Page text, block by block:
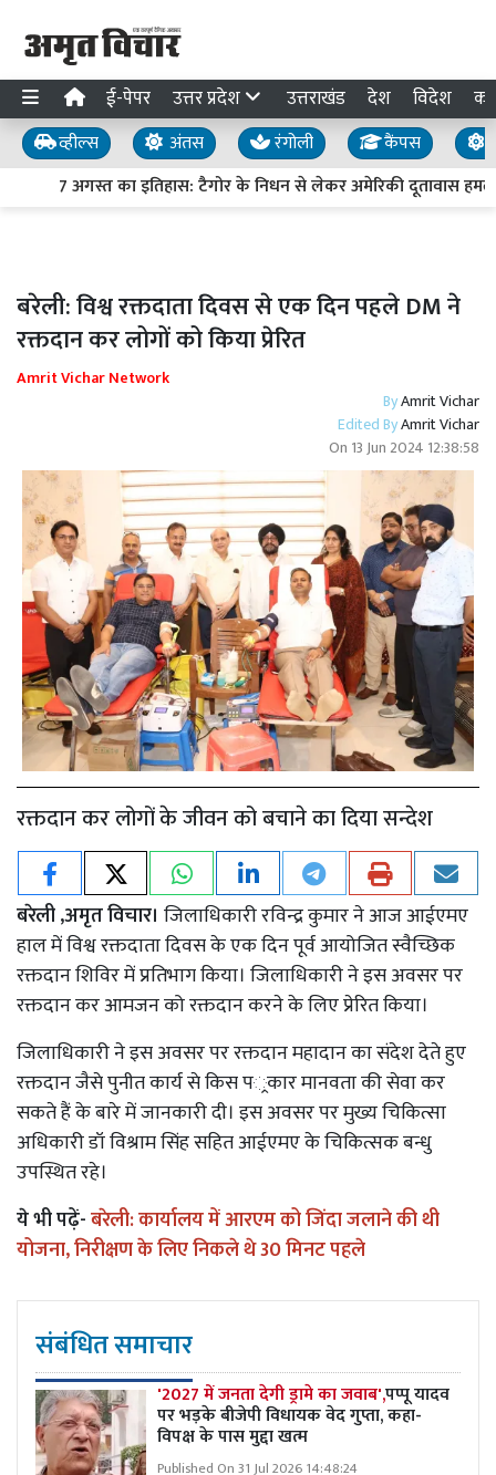
ई-पेपर उत्तर प्रदेश उत्तराखंड देश विदेश
व्हील्स अंतस रंगोली कैंपस
7 अगस्त का इतिहास: टैगोर के निधन से लेकर अमेरिकी दूतावास
बरेली: विश्व रक्तदाता दिवस से एक दिन पहले DM ने
रक्तदान कर लोगों को किया प्रेरित
Amrit Vichar Network
ByAmrit Vichar
Edited ByAmrit Vichar
On 13 Jun 2024 12:38:58
रक्तदान कर लोगों के जीवन को बचाने का दिया सन्देश
बरेली ,अमृत विचार। जिलाधिकारी रविन्द्र कुमार ने आज आईएमए
हाल में विश्व रक्तदाता दिवस के एक दिन पूर्व आयोजित स्वैच्छिक
रक्तदान शिविर में प्रतिभाग किया। जिलाधिकारी ने इस अवसर पर
रक्तदान कर आमजन को रक्तदान करने के लिए प्रेरित किया।
जिलाधिकारी ने इस अवसर पर रक्तदान महादान का संदेश देते हुए
रक्तदान जैसे पुनीत कार्य से किस प्रकार मानवता की सेवा कर
सकते हैं के बारे में जानकारी दी। इस अवसर पर मुख्य चिकित्सा
अधिकारी डॉ विश्राम सिंह सहित आईएमए के चिकित्सक बन्धु
उपस्थित रहे।
ये भी पढ़ें-बरेली: कार्यालय में आरएम को जिंदा जलाने की थी
योजना, निरीक्षण के लिए निकले थे 30 मिनट पहले
संबंधित समाचार
'2027 में जनता देगी ड्रामे का जवाब',पप्पू यादव
पर भड़के बीजेपी विधायक वेद गुप्ता, कहा-
विपक्ष के पास मुद्दा खत्म
Published On 31 Jul 2026 14:48:24